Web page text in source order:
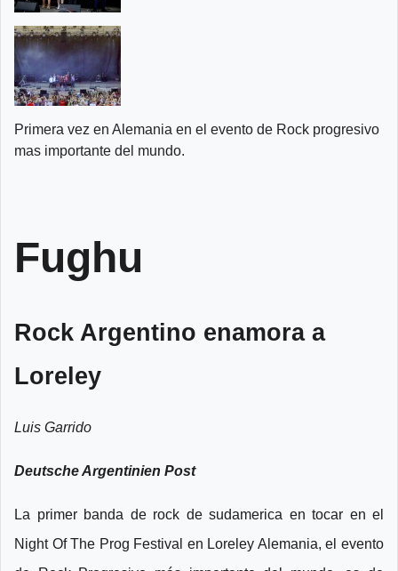
Primera vez en Alemania en el evento de Rock progresivo
mas importante del mundo.
Fughu
Rock Argentino enamora a
Loreley
Luis Garrido
Deutsche Argentinien Post
La primer banda de rock de sudamerica en tocar en el
Night Of The Prog Festival en Loreley Alemania, el evento